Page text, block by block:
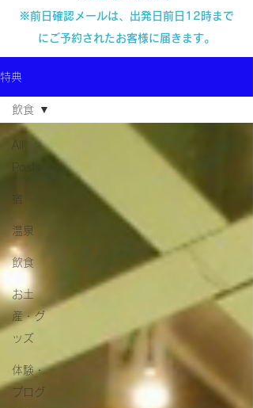
※前日確認メールは、出発日前日12時まで
にご予約されたお客様に届きます。
特典
All
宿
温泉
飲食
お土
産・グ
ッズ
体験・
プログ
飲食